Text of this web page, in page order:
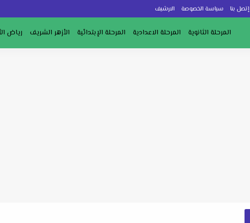
إتصل بنا سياسة الخصوصة الارشيف
المرحلة الثانوية المرحلة الاعدادية المرحلة الإبتدائية الأزهر الشريف رياض